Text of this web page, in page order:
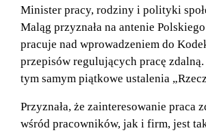
Minister pracy, rodziny i polityki
Maląg przyznała na antenie
pracuje nad wprowadzeniem do
przepisów regulujących pracę zdalną.
tym samym piątkowe ustalenia
Przyznała, że zainteresowanie praca
wśród pracowników, jak i firm, jest